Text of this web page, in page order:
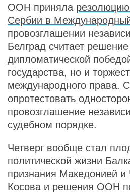
ООН приняла
Сербии в
провозглашении
Белград считает
дипломатической
государства, но и
международного права.
опротестовать
провозглашение
судебном порядке.
Четверг вообще стал
политической жизни
признания Македонией и
Косова и решения ООН